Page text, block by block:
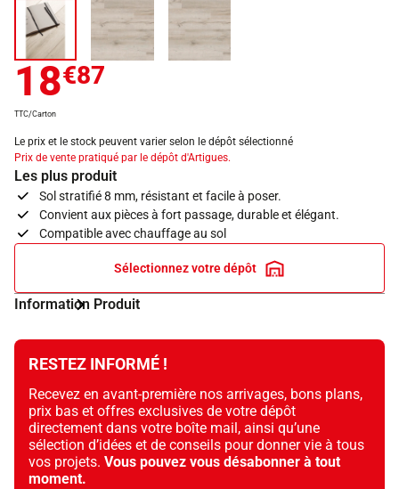
18€87
TTC/Carton
Le prix et le stock peuvent varier selon le dépôt sélectionné
Prix de vente pratiqué par le dépôt d'Artigues.
Les plus produit
Sol stratifié 8 mm, résistant et facile à poser.
Convient aux pièces à fort passage, durable et élégant.
Compatible avec chauffage au sol
Sélectionnez votre dépôt
Information Produit
RESTEZ INFORMÉ !
Recevez en avant-première nos arrivages, bons plans,
prix bas et offres exclusives de votre dépôt
directement dans votre boîte mail, ainsi qu’une
sélection d’idées et de conseils pour donner vie à tous
vos projets. Vous pouvez vous désabonner à tout
moment.